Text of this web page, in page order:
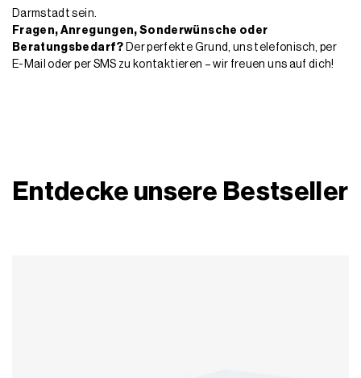
Darmstadt sein.
Fragen, Anregungen, Sonderwünsche oder
Beratungsbedarf? Der perfekte Grund, uns telefonisch, per
E-Mail oder per SMS zu kontaktieren – wir freuen uns auf dich!
Entdecke unsere Bestseller